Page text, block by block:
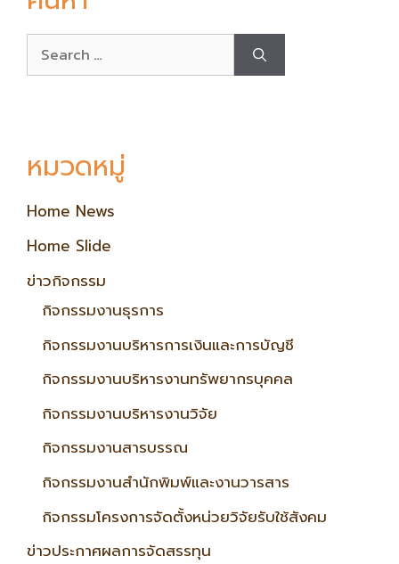
หมวดหมู่
Home News
Home Slide
ข่าวกิจกรรม
กิจกรรมงานธุรการ
กิจกรรมงานบริหารการเงินและการบัญชี
กิจกรรมงานบริหารงานทรัพยากรบุคคล
กิจกรรมงานบริหารงานวิจัย
กิจกรรมงานสารบรรณ
กิจกรรมงานสำนักพิมพ์และงานวารสาร
กิจกรรมโครงการจัดตั้งหน่วยวิจัยรับใช้สังคม
ข่าวประกาศผลการจัดสรรทุน